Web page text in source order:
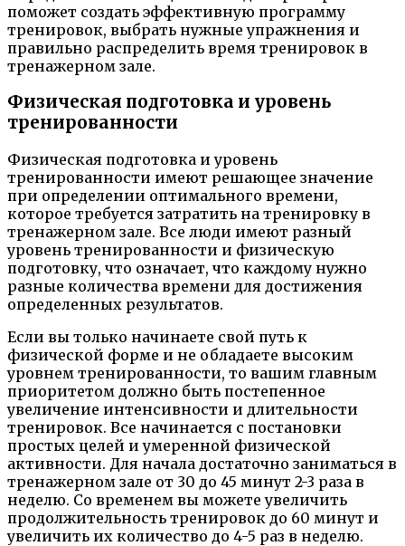
поможет создать эффективную программу
тренировок, выбрать нужные упражнения и
правильно распределить время тренировок в
тренажерном зале.
Физическая подготовка и уровень
тренированности
Физическая подготовка и уровень
тренированности имеют решающее значение
при определении оптимального времени,
которое требуется затратить на тренировку в
тренажерном зале. Все люди имеют разный
уровень тренированности и физическую
подготовку, что означает, что каждому нужно
разные количества времени для достижения
определенных результатов.
Если вы только начинаете свой путь к
физической форме и не обладаете высоким
уровнем тренированности, то вашим главным
приоритетом должно быть постепенное
увеличение интенсивности и длительности
тренировок. Все начинается с постановки
простых целей и умеренной физической
активности. Для начала достаточно заниматься в
тренажерном зале от 30 до 45 минут 2-3 раза в
неделю. Со временем вы можете увеличить
продолжительность тренировок до 60 минут и
увеличить их количество до 4-5 раз в неделю.